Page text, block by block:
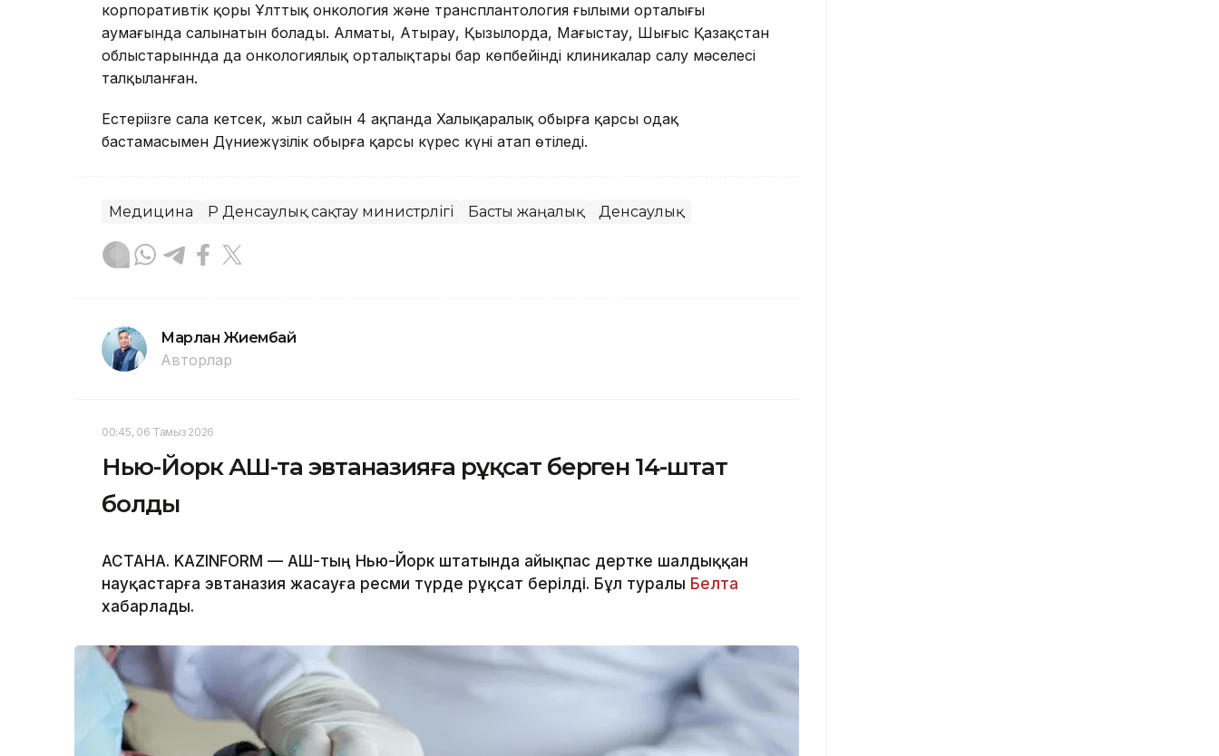
корпоративтік қоры Ұлттық онкология және трансплантология ғылыми орталығы
аумағында салынатын болады. Алматы, Атырау, Қызылорда, Маңғыстау, Шығыс Қазақстан
облыстарыннда да онкологиялық орталықтары бар көпбейінді клиникалар салу мәселесі
талқыланған.
Естеріңізге сала кетсек, жыл сайын 4 ақпанда Халықаралық обырға қарсы одақ
бастамасымен Дүниежүзілік обырға қарсы күрес күні атап өтіледі.
Медицина ҚР Денсаулық сақтау министрлігі Басты жаңалық Денсаулық
Марлан Жиембай
Авторлар
00:45, 06 Тамыз 2026
Нью-Йорк АҚШ-та эвтаназияға рұқсат берген 14-штат
болды
АСТАНА. KAZINFORM — АҚШ-тың Нью-Йорк штатында айықпас дертке шалдыққан
науқастарға эвтаназия жасауға ресми түрде рұқсат берілді. Бұл туралы Белта
хабарлады.